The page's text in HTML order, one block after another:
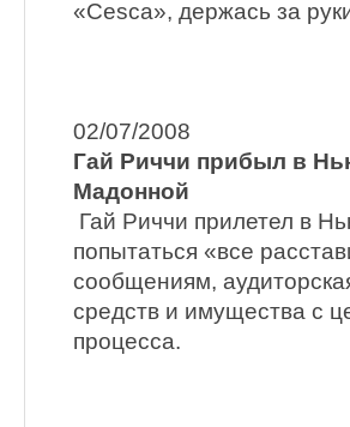
«Cesca», держась за
02/07/2008
Гай Риччи прибыл в
Мадонной
Гай Риччи прилетел в
попытаться «все
сообщениям,
средств и имущества с
процесса.